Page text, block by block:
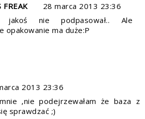
FREAK
28 marca 2013 23:36
nie podpasował.. Ale
opakowanie ma duże:P
2013 23:36
mnie ,nie podejrzewałam że baza z
sprawdzać ;)